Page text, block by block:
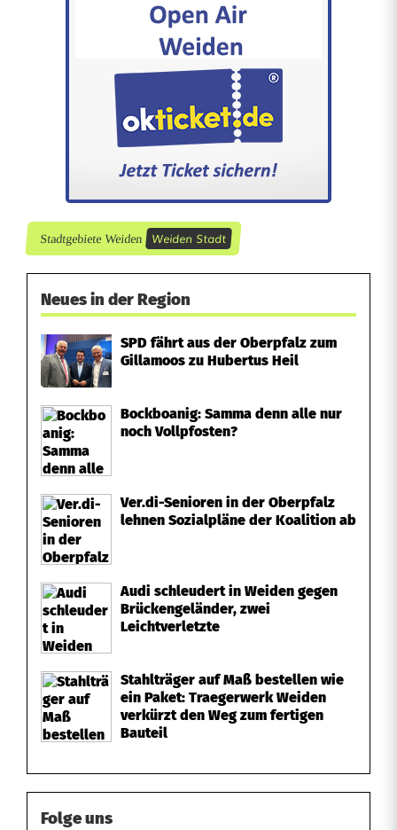
Stadtgebiete Weiden Weiden Stadt
Neues in der Region
SPD fährt aus der Oberpfalz zum
Gillamoos zu Hubertus Heil
Bockboanig: Samma denn alle nur
noch Vollpfosten?
Ver.di-Senioren in der Oberpfalz
lehnen Sozialpläne der Koalition ab
Audi schleudert in Weiden gegen
Brückengeländer, zwei
Leichtverletzte
Stahlträger auf Maß bestellen wie
ein Paket: Traegerwerk Weiden
verkürzt den Weg zum fertigen
Bauteil
Folge uns